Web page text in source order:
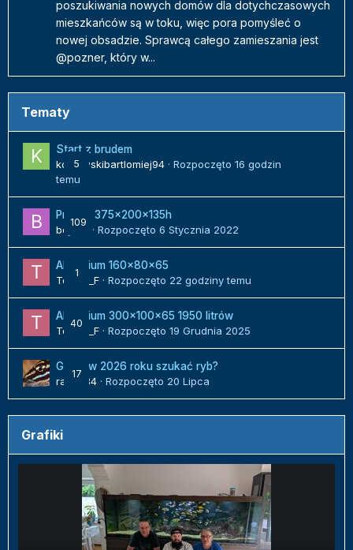
poszukiwania nowych domów dla dotychczasowych
mieszkańców są w toku, więc pora pomyśleć o
nowej obsadzie. Sprawcą całego zamieszania jest
@pozner, który w...
Tematy
5
Start z brudem
kozlowskibartlomiej94 · Rozpoczęto 16 godzin
temu
109
Projekt 375x200x135h
bojack
· Rozpoczęto 6 Stycznia 2022
1
Akwarium 160x80x65
Tomek_F · Rozpoczęto 22 godziny temu
40
Akwarium 300x100x65 1950 litrów
Tomek_F · Rozpoczęto 19 Grudnia 2025
17
Gdzie w 2026 roku szukać ryb?
radek84 · Rozpoczęto 20 Lipca
Grafiki